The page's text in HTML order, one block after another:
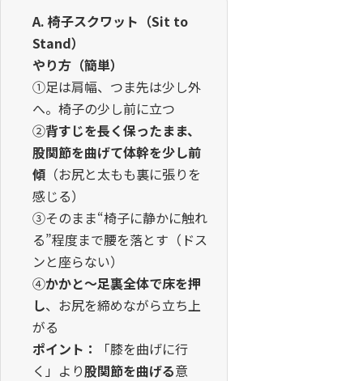
A. 椅子スクワット（Sit to
Stand）
やり方（簡単）
①足は肩幅、つま先は少し外
へ。椅子の少し前に立つ
②背すじを長く保ったまま、
股関節を曲げて体幹を少し前
傾 （お尻と太もも裏に張りを
感じる）
③そのまま“椅子に静かに触れ
る”程度まで腰を落とす（ドス
ンと座らない）
④かかと〜足裏全体で床を押
し、お尻を締めながら立ち上
がる
ポイント：
「膝を曲げに行
く」より股関節を曲げる意